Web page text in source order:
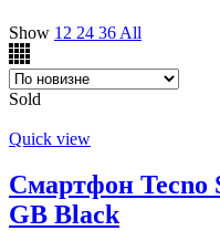
Show 12 24 36 All
Sold
Quick view
Смартфон Tecno
GB Black